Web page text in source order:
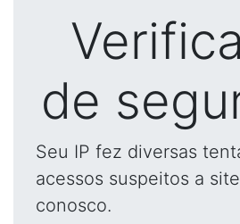
de
Seu IP fez diversas
acessos suspeitos a
conosco.